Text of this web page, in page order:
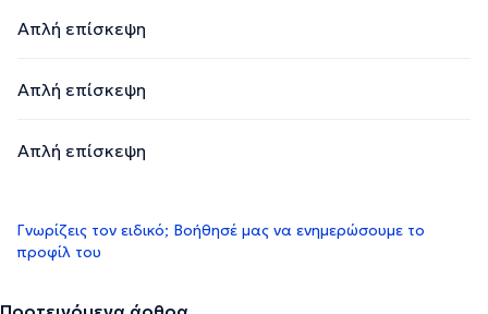
Απλή επίσκεψη
Απλή επίσκεψη
Απλή επίσκεψη
Γνωρίζεις τον ειδικό; Βοήθησέ μας να ενημερώσουμε το
προφίλ του